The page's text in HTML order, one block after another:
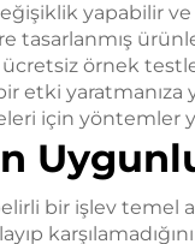
yapabilir
tasarlanmış
ücretsiz örnek
etki
için yöntemler
bir işlev temel